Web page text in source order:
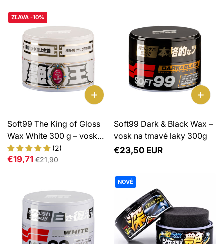
ZĽAVA -10%
Soft99 The King of Gloss
Wax White 300 g – vosk
pre svetlé laky
(2)
Normálna
€19,71 €21,90
Soft99 Dark & Black Wax –
vosk na tmavé laky 300g
Normálna
€23,50 EUR
NOVÉ